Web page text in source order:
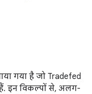
गया है जो Tradefed
इन विकल्पों से, अलग-